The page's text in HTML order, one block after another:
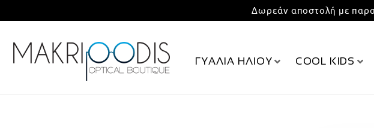
Δωρεάν αποστολή με
ΓΥΑΛΙΑ ΗΛΙΟΥ COOL KIDS